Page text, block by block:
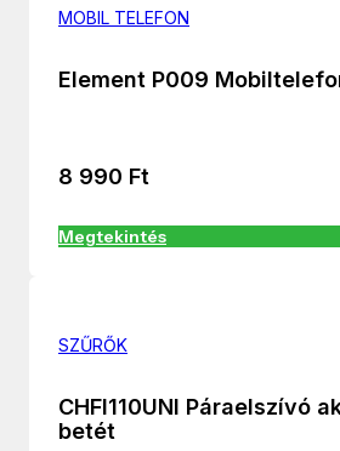
MOBIL TELEFON
Element P009
8 990 Ft
Megtekintés
SZŰRŐK
CHFI110UNI Páraelszívó
betét